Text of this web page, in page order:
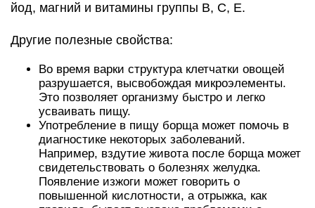
йод, магний и витамины группы В, С, Е.
Другие полезные свойства:
Во время варки структура клетчатки овощей
разрушается, высвобождая микроэлементы.
Это позволяет организму быстро и легко
усваивать пищу.
Употребление в пищу борща может помочь в
диагностике некоторых заболеваний.
Например, вздутие живота после борща может
свидетельствовать о болезнях желудка.
Появление изжоги может говорить о
повышенной кислотности, а отрыжка, как